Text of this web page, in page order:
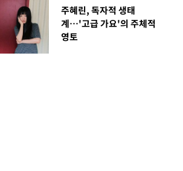
주혜린, 독자적 생태
계…'고급 가요'의 주체적
영토